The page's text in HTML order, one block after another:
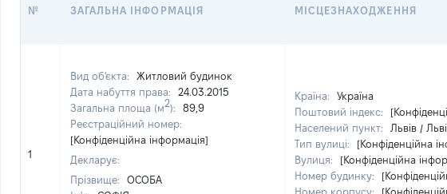
№ ЗАГАЛЬНА ІНФОРМАЦІЯ МІСЦЕЗНАХОДЖЕННЯ
1
Вид об'єкта:
Житловий будинок
Дата набуття права:
24.03.2015
Загальна площа (м2):
89,9
Реєстраційний номер:
[Конфіденційна інформація]
Декларує:
Прізвище:
ОСОБА
Країна:
Україна
Поштовий індекс:
Населений пункт:
Львів /
Тип вулиці:
[Конфіденційна
Вулиця:
[Конфіденційна
Номер будинку:
Номер корпусу: